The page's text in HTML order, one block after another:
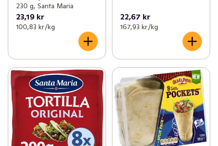
230 g, Santa Maria
23,19 kr
100,83 kr /kg
22,67 kr
167,93 kr /kg